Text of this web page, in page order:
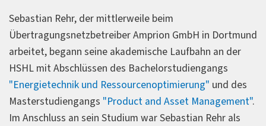
Sebastian Rehr, der mittlerweile beim
Übertragungsnetzbetreiber Amprion GmbH in Dortmund
arbeitet, begann seine akademische Laufbahn an der
HSHL mit Abschlüssen des Bachelorstudiengangs
"Energietechnik und Ressourcenoptimierung" und des
Masterstudiengangs "Product and Asset Management".
Im Anschluss an sein Studium war Sebastian Rehr als